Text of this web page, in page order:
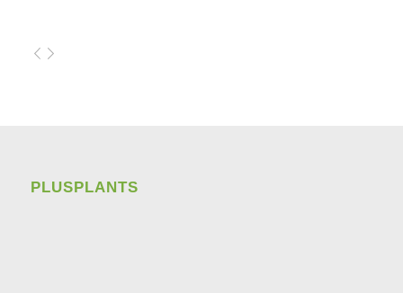
PLUSPLANTS